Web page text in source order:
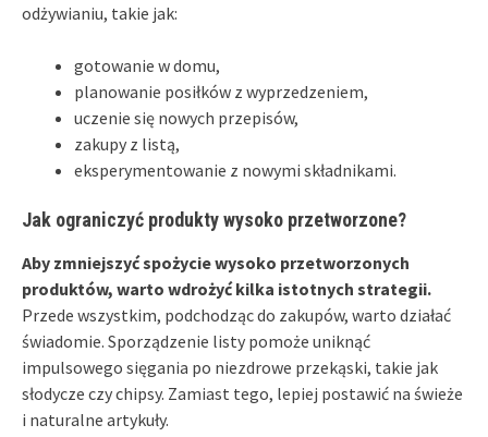
odżywianiu, takie jak:
gotowanie w domu,
planowanie posiłków z wyprzedzeniem,
uczenie się nowych przepisów,
zakupy z listą,
eksperymentowanie z nowymi składnikami.
Jak ograniczyć produkty wysoko przetworzone?
Aby zmniejszyć spożycie wysoko przetworzonych
produktów, warto wdrożyć kilka istotnych strategii.
Przede wszystkim, podchodząc do zakupów, warto działać
świadomie. Sporządzenie listy pomoże uniknąć
impulsowego sięgania po niezdrowe przekąski, takie jak
słodycze czy chipsy. Zamiast tego, lepiej postawić na świeże
i naturalne artykuły.